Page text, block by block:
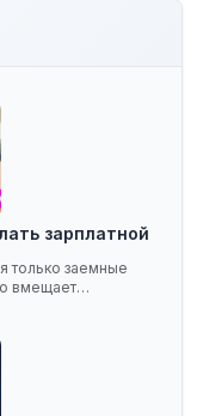
зарплатной
только заемные
вмещает…